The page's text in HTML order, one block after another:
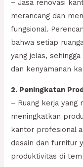
– Jasa renovasi
merancang dan
fungsional.
bahwa setiap
yang jelas,
dan kenyamanan
2. Peningkatan
– Ruang kerja yang
meningkatkan
kantor profesional
desain dan furnitur
produktivitas di